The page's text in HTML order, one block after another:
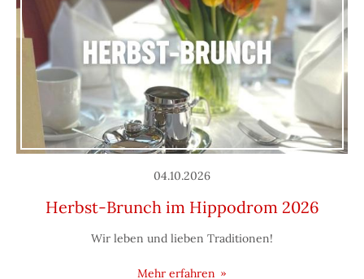
04.10.2026
Herbst-Brunch im Hippodrom 2026
Wir leben und lieben Traditionen!
Mehr erfahren